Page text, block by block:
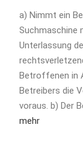
a) Nimmt ein
Suchmaschine
Unterlassung
Betroffenen in
Betreibers die
voraus. b) Der
mehr